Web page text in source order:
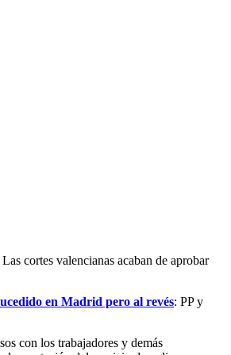
Las cortes valencianas acaban de aprobar
en Madrid pero al revés: PP y
con los trabajadores y demás